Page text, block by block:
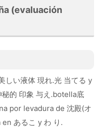
(evaluación
しい液体 現れ.光 当てる y
的 印象 与え.botella底
por levadura de 沈殿(オ
あるこ y わ り.